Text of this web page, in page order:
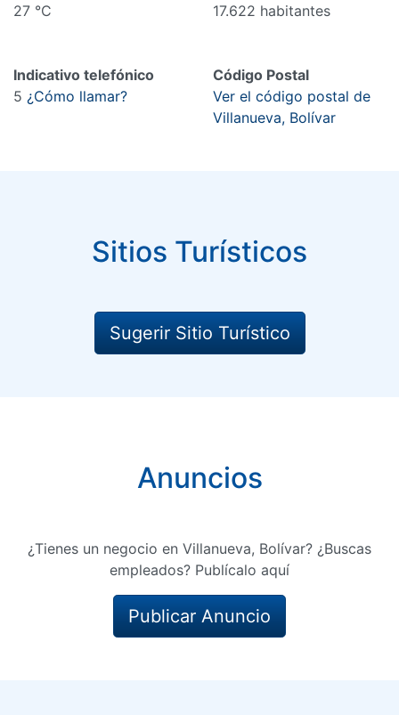
27 °C
17.622 habitantes
Indicativo telefónico
5 ¿Cómo llamar?
Código Postal
Ver el código postal de
Villanueva, Bolívar
Sitios Turísticos
Sugerir Sitio Turístico
Anuncios
¿Tienes un negocio en Villanueva, Bolívar? ¿Buscas
empleados? Publícalo aquí
Publicar Anuncio